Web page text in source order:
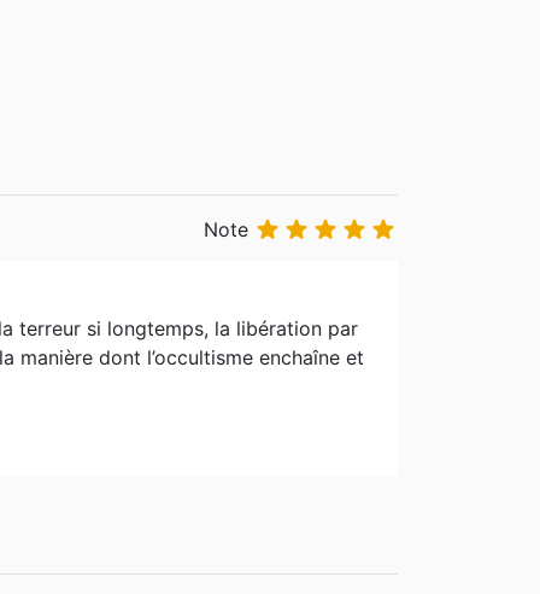
Note     
terreur si longtemps, la libération par
manière dont l’occultisme enchaîne et